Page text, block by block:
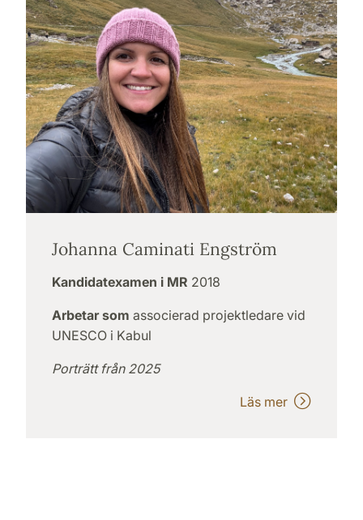
Johanna Caminati Engström
Kandidatexamen i MR 2018
Arbetar som associerad projektledare vid
UNESCO i Kabul
Porträtt från 2025
Läs mer